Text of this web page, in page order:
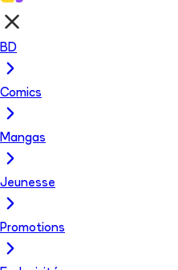
BD
Comics
Mangas
Jeunesse
Promotions